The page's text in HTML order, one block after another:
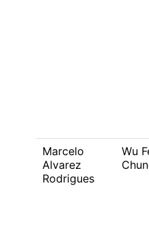
Marcelo
Alvarez
Rodrigues
Wu